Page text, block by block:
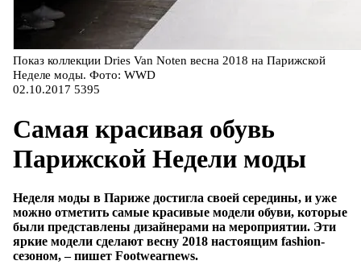
Показ коллекции Dries Van Noten весна 2018 на Парижской
Неделе моды. Фото: WWD
02.10.2017 5395
Самая красивая обувь
Парижской Недели моды
Неделя моды в Париже достигла своей середины, и уже
можно отметить самые красивые модели обуви, которые
были представлены дизайнерами на мероприятии. Эти
яркие модели сделают весну 2018 настоящим fashion-
сезоном, – пишет Footwearnews.